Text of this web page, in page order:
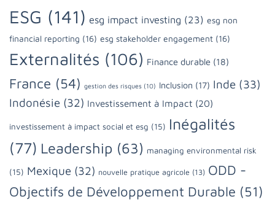
ESG (141) esg impact investing (23) esg non
financial reporting (16) esg stakeholder engagement (16)
Externalités (106) Finance durable (18)
France (54) gestion des risques (10) Inclusion (17) Inde (33)
Indonésie (32) Investissement à Impact (20)
investissement à impact social et esg (15) Inégalités
(77) Leadership (63) managing environmental risk
(15) Mexique (32) nouvelle pratique agricole (13) ODD -
Objectifs de Développement Durable (51)